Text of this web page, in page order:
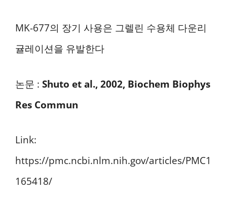
MK-677의 장기 사용은 그렐린 수용체 다운리
귤레이션을 유발한다
논문 : Shuto et al., 2002, Biochem Biophys
Res Commun
Link:
https://pmc.ncbi.nlm.nih.gov/articles/PMC1
165418/